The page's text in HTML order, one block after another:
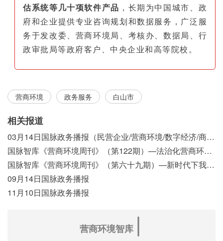
估系统等几十项软件产品 ，长期为中国城市、政
府和企业提供专业咨询规划和数据服务，广泛服
务于发改委、营商环境局、考核办、数据局、行
政审批局等政府客户、中央企业和高等院校。
营商环境 政务服务 白山市
相关报道
03月14日国脉政务播报（民营企业/营商环境/数字经济/商事制度改革）
国脉智库《营商环境周刊》（第122期）—法治化营商环境视域下我国行政执法公示制度浅析
国脉智库《营商环境周刊》（第六十九期）—新时代下我国营商环境标准体系构建初探
09月14日国脉政务播报
11月10日国脉政务播报
营商环境智库